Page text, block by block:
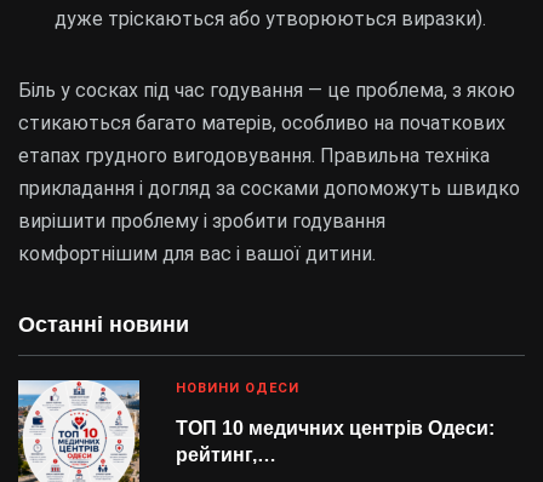
Останні новини
НОВИНИ ОДЕСИ
ТОП 10 медичних центрів Одеси:
рейтинг,…
дуже тріскаються або утворюються виразки).
Біль у сосках під час годування — це проблема, з якою
стикаються багато матерів, особливо на початкових
етапах грудного вигодовування. Правильна техніка
прикладання і догляд за сосками допоможуть швидко
вирішити проблему і зробити годування
комфортнішим для вас і вашої дитини.